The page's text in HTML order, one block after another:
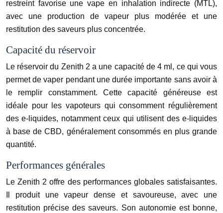
restreint favorise une vape en inhalation indirecte (MTL),
avec une production de vapeur plus modérée et une
restitution des saveurs plus concentrée.
Capacité du réservoir
Le réservoir du Zenith 2 a une capacité de 4 ml, ce qui vous
permet de vaper pendant une durée importante sans avoir à
le remplir constamment. Cette capacité généreuse est
idéale pour les vapoteurs qui consomment régulièrement
des e-liquides, notamment ceux qui utilisent des e-liquides
à base de CBD, généralement consommés en plus grande
quantité.
Performances générales
Le Zenith 2 offre des performances globales satisfaisantes.
Il produit une vapeur dense et savoureuse, avec une
restitution précise des saveurs. Son autonomie est bonne,